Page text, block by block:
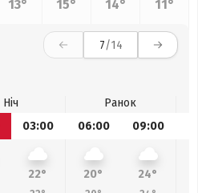
13°
15°
14°
11°
7/14
Ніч
Ранок
03:00 06:00 09:00
22° 20° 24°